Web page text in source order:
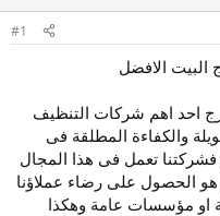
#1
البيت الافضل
احد اهم شركات التنظيف
والكفاءة المطلقة فى
تعمل فى هذا المجال
الحصول على رضاء عملاؤنا
او مؤسسات عامة وهكذا